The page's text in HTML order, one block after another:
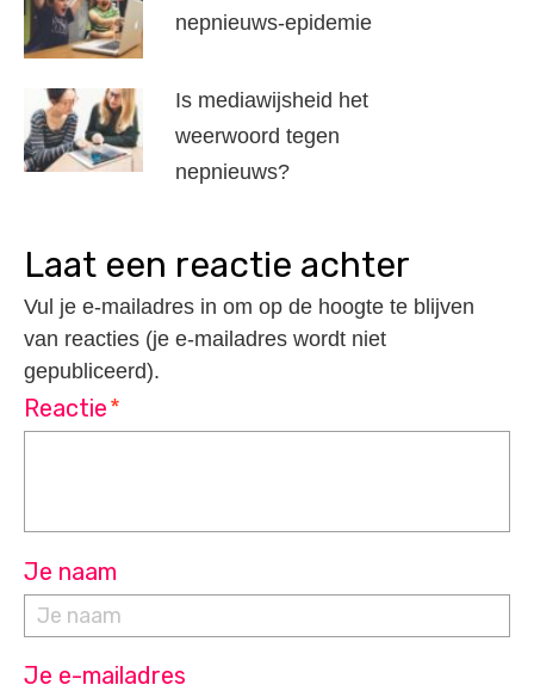
nepnieuws-epidemie
Is mediawijsheid het
weerwoord tegen
nepnieuws?
laat een reactie achter
Vul je e-mailadres in om op de hoogte te blijven
van reacties (je e-mailadres wordt niet
gepubliceerd).
Reactie*
Je naam
Je e-mailadres